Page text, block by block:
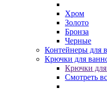
Хром
Золото
Бронза
Черные
Контейнеры для
Крючки для
Крючки
Смотреть